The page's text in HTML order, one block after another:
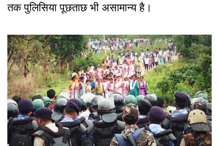
तक पुलिसिया पूछताछ भी असामान्य है।